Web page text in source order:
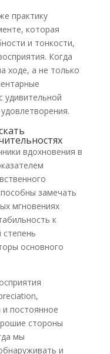
практику
которая
и тонкости,
Когда
ходе, а не только
удивительной
вдохновения в
замечать
мгновениях
к
основного
постоянное
стороны
мы
и